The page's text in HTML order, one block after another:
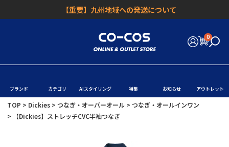
【重要】九州地域への発送について
0
ブランド カテゴリ AIスタイリング 特集 お知らせ アウトレット
TOP Dickies つなぎ・オーバーオール
つなぎ・オールインワン
【Dickies】ストレッチCVC半袖つなぎ